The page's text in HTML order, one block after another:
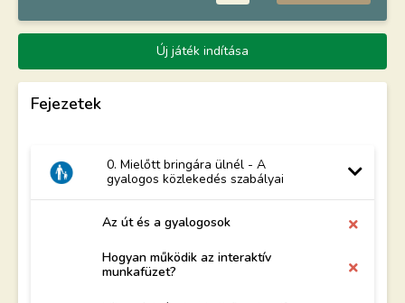
Új játék indítása
Fejezetek
0. Mielőtt bringára ülnél - A
gyalogos közlekedés szabályai
Az út és a gyalogosok
Hogyan működik az interaktív
munkafüzet?